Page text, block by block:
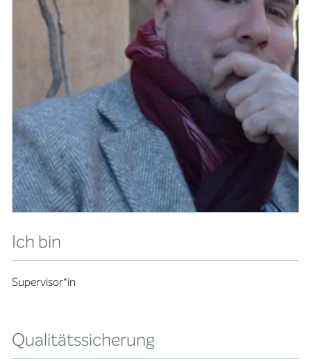
Ich bin
Supervisor*in
Qualitätssicherung